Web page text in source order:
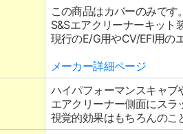
この商品はカバーのみです。
S&Sエアクリーナーキット
現行のE/G用やCV/EFI用の
メーカー詳細ページ
ハイパフォーマンスキャブ
エアクリーナー側面にスラ
視覚的効果はもちろんのこ